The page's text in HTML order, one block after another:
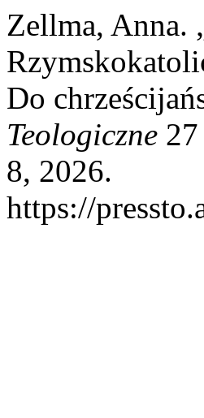
Zellma, Anna.
Do
Teologiczne
8, 2026.
https://